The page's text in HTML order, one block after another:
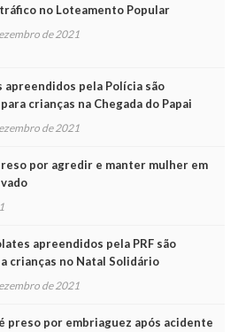
no Loteamento Popular
de 2021
apreendidos pela Polícia são
crianças na Chegada do Papai
de 2021
por agredir e manter mulher em
apreendidos pela PRF são
crianças no Natal Solidário
de 2021
preso por embriaguez após acidente